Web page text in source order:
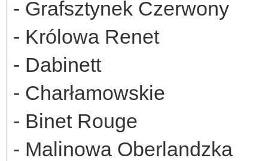
- Grafsztynek Czerwony
- Królowa Renet
- Dabinett
- Charłamowskie
- Binet Rouge
- Malinowa Oberlandzka